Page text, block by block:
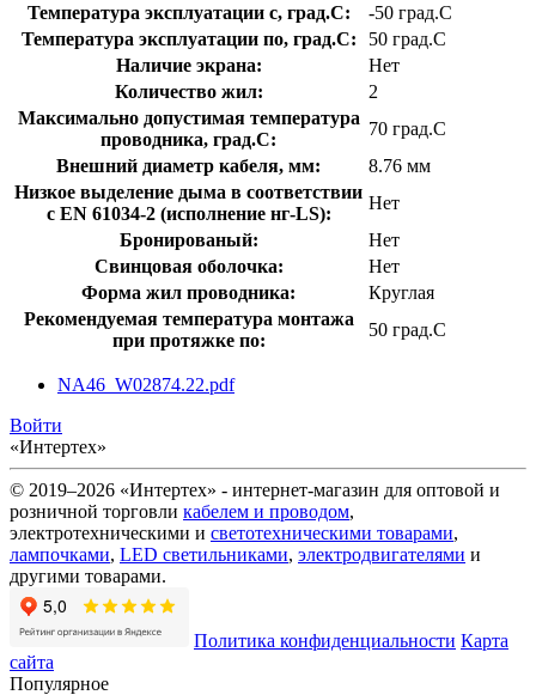
Температура эксплуатации с, град.C:
-50 град.C
Температура эксплуатации по, град.C:
50 град.C
Наличие экрана:
Нет
Количество жил:
2
Максимально допустимая температура
проводника, град.C:
70 град.C
Внешний диаметр кабеля, мм:
8.76 мм
Низкое выделение дыма в соответствии
с EN 61034-2 (исполнение нг-LS):
Нет
Бронированый:
Нет
Свинцовая оболочка:
Нет
Форма жил проводника:
Круглая
Рекомендуемая температура монтажа
при протяжке по:
50 град.C
NA46_W02874.22.pdf
Войти
«Интертех»
© 2019–2026 «Интертех» - интернет-магазин для оптовой и
розничной торговли кабелем и проводом,
электротехническими и светотехническими товарами,
лампочками, LED светильниками, электродвигателями и
другими товарами.
Политика конфиденциальности Карта
сайта
Популярное